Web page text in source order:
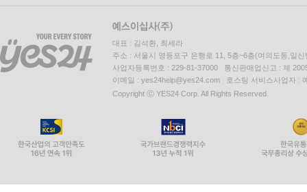
대표 : 김석환, 최세라
주소 : 서울시 영등포구 은행로 11, 5층~6층(여의도동,일신
사업자등록번호 : 229-81-37000 통신판매업신고 : 제
이메일 : yes24help@yes24.com 호스팅 서비스사업자 :
Copyright ⓒ YES24 Corp. All Rights Reserved.